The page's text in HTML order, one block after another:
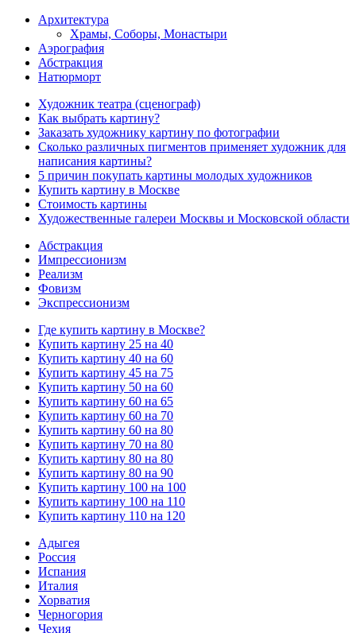
Архитектура
Храмы, Соборы, Монастыри
Аэрография
Абстракция
Натюрморт
Художник театра (сценограф)
Как выбрать картину?
Заказать художнику картину по фотографии
Сколько различных пигментов применяет художник для
написания картины?
5 причин покупать картины молодых художников
Купить картину в Москве
Стоимость картины
Художественные галереи Москвы и Московской области
Абстракция
Импрессионизм
Реализм
Фовизм
Экспрессионизм
Где купить картину в Москве?
Купить картину 25 на 40
Купить картину 40 на 60
Купить картину 45 на 75
Купить картину 50 на 60
Купить картину 60 на 65
Купить картину 60 на 70
Купить картину 60 на 80
Купить картину 70 на 80
Купить картину 80 на 80
Купить картину 80 на 90
Купить картину 100 на 100
Купить картину 100 на 110
Купить картину 110 на 120
Адыгея
Россия
Испания
Италия
Хорватия
Черногория
Чехия